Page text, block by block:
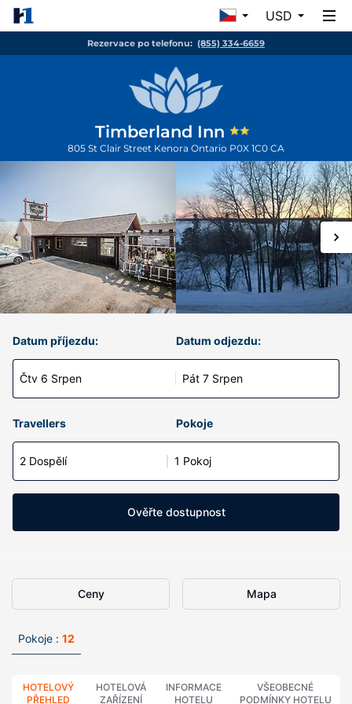
USD
Rezervace po telefonu: (855) 334-6659
Timberland Inn
805 St Clair Street Kenora Ontario P0X 1C0 CA
Datum příjezdu:
Čtv 6 Srpen
Datum odjezdu:
Pát 7 Srpen
Travellers Pokoje
2 Dospělí 1 Pokoj
Ověřte dostupnost
Ceny Mapa
Pokoje : 12
HOTELOVÝ
PŘEHLED
HOTELOVÁ
ZAŘÍZENÍ
INFORMACE
HOTELU
VŠEOBECNÉ
PODMÍNKY HOTELU